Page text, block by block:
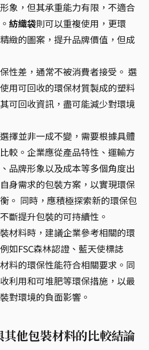
象，但其承重能力有限，不適合
紡織袋則可以重複使用，更環
緻的圖案，提升品牌價值，但成
性差，通常不被消費者接受。 選
用可回收的環保材質製成的塑料
可回收資訊，盡可能減少對環境
擇並非一成不變，需要根據具體
較。企業應從產品特性、運輸方
品牌形象以及成本等多個角度出
身需求的包裝方案，以實現環保
。 同時，應積極探索新的環保包
斷提升包裝的可持續性。
材料時，建議企業參考相關的環
如FSC森林認證、藍天使標誌
料的環保性能符合相關要求。同
利用和可堆肥等環保措施，以最
對環境的負面影響。
其他包裝材料的比較結論